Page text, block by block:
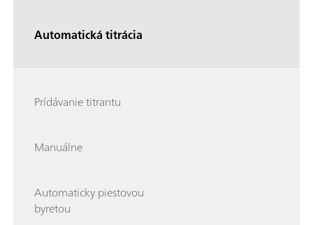
Automatická titrácia
Prídávanie titrantu
Manuálne
Automaticky piestovou
byretou